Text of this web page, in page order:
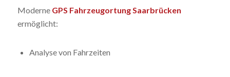
Moderne GPS Fahrzeugortung Saarbrücken
ermöglicht:
Analyse von Fahrzeiten